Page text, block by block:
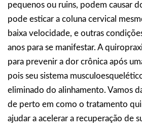
pequenos ou ruins, podem causar
pode esticar a coluna cervical
baixa velocidade, e outras
anos para se manifestar. A
para prevenir a dor crônica após
pois seu sistema
eliminado do alinhamento. Vamos
de perto em como o tratamento
ajudar a acelerar a recuperação de